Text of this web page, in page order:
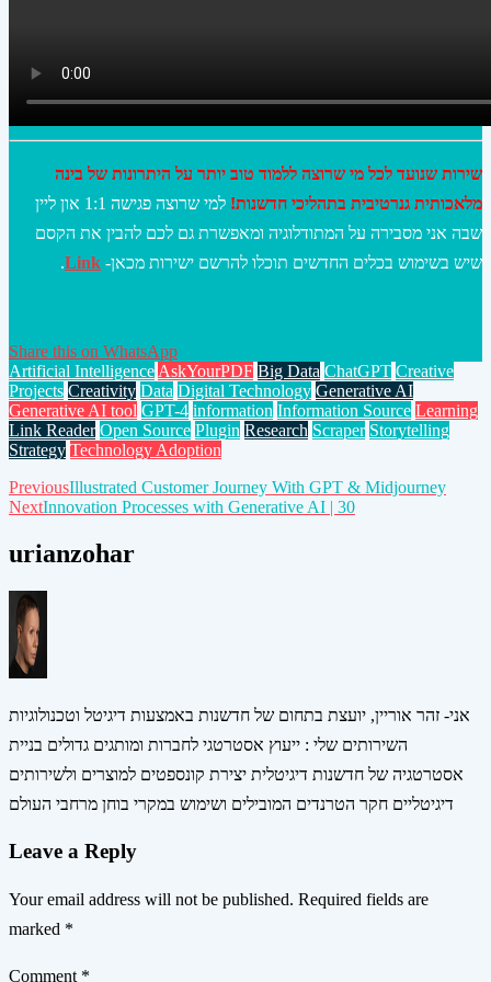
שירות שנועד לכל מי שרוצה ללמוד טוב יותר על היתרונות של בינה
מלאכותית גנרטיבית בתהליכי חדשנות!
למי שרוצה פגישה 1:1 און ליין
שבה אני מסבירה על המתודלוגיה ומאפשרת גם לכם להבין את הקסם
שיש בשימוש בכלים החדשים תוכלו להרשם ישירות מכאן- Link
.
Share this on WhatsApp
Artificial IntelligenceAskYourPDF Big Data ChatGPT Creative
Projects Creativity Data Digital Technology Generative AI
Generative AI tool GPT-4 information Information Source Learning
Link Reader Open Source Plugin Research Scraper Storytelling
Strategy Technology Adoption
Post
navigation
PreviousIllustrated Customer Journey With GPT & Midjourney
NextInnovation Processes with Generative AI | 30
urianzohar
אני- זהר אוריין, יועצת בתחום של חדשנות באמצעות דיגיטל וטכנולוגיות
השירותים שלי : ייעוץ אסטרטגי לחברות ומותגים גדולים בניית
אסטרטגיה של חדשנות דיגיטלית יצירת קונספטים למוצרים ולשירותים
דיגיטליים חקר הטרנדים המובילים ושימוש במקרי בוחן מרחבי העולם
Leave a Reply
Your email address will not be published. Required fields are
marked *
Comment *